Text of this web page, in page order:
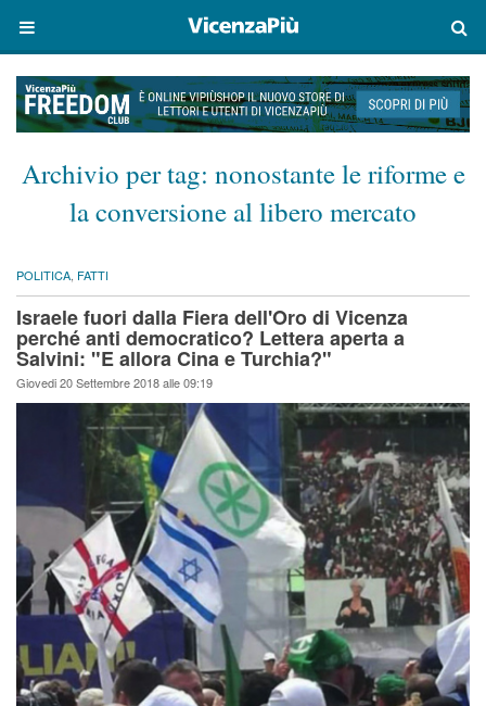
Archivio per tag: nonostante le riforme e
la conversione al libero mercato
POLITICA, FATTI
Israele fuori dalla Fiera dell'Oro di Vicenza
perché anti democratico? Lettera aperta a
Salvini: "E allora Cina e Turchia?"
Giovedi 20 Settembre 2018 alle 09:19